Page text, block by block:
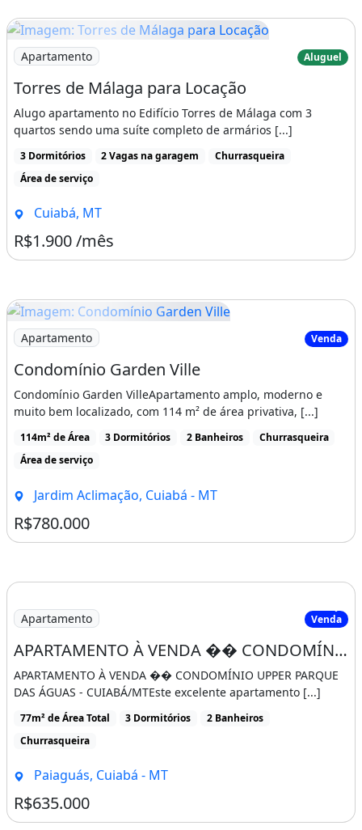
Imagem: Torres de Málaga para Locação
Apartamento Aluguel
Torres de Málaga para Locação
Alugo apartamento no Edifício Torres de Málaga com 3
quartos sendo uma suíte completo de armários [...]
3 Dormitórios 2 Vagas na garagem
Churrasqueira
Área de serviço
Cuiabá, MT
R$1.900 /mês
Imagem: Condomínio Garden Ville
Apartamento Venda
Condomínio Garden Ville
Condomínio Garden VilleApartamento amplo, moderno e
muito bem localizado, com 114 m² de área privativa, [...]
114m² de Área 3 Dormitórios 2 Banheiros
Churrasqueira
Área de serviço
Jardim Aclimação, Cuiabá - MT
R$780.000
Apartamento Venda
APARTAMENTO À VENDA �� CONDOMÍNIO UPPER PARQUE DAS ÁGUAS - CUIABÁ/MT
APARTAMENTO À VENDA �� CONDOMÍNIO UPPER PARQUE
DAS ÁGUAS - CUIABÁ/MTEste excelente apartamento [...]
77m² de Área Total 3 Dormitórios
2 Banheiros
Churrasqueira
Paiaguás, Cuiabá - MT
R$635.000